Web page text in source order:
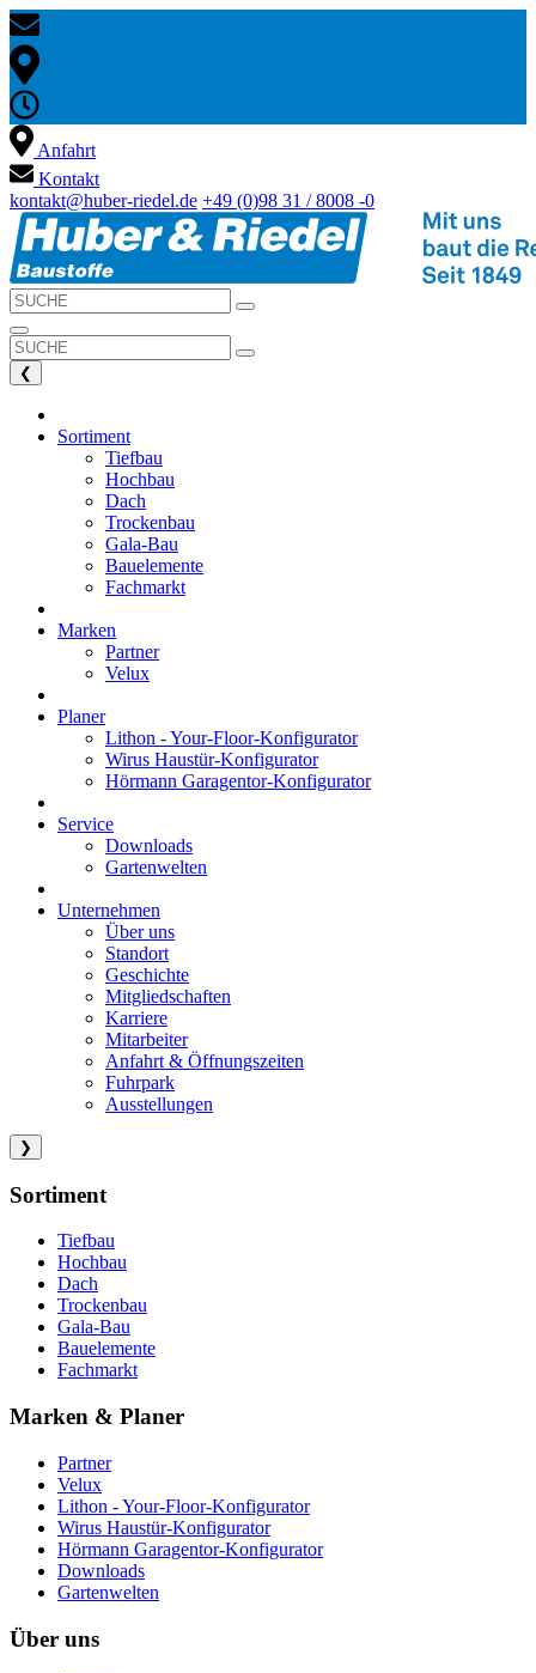
Anfahrt
Kontakt
kontakt@huber-riedel.de +49 (0)98 31 / 8008 -0
❮
Sortiment
Tiefbau
Hochbau
Dach
Trockenbau
Gala-Bau
Bauelemente
Fachmarkt
Marken
Partner
Velux
Planer
Lithon - Your-Floor-Konfigurator
Wirus Haustür-Konfigurator
Hörmann Garagentor-Konfigurator
Service
Downloads
Gartenwelten
Unternehmen
Über uns
Standort
Geschichte
Mitgliedschaften
Karriere
Mitarbeiter
Anfahrt & Öffnungszeiten
Fuhrpark
Ausstellungen
❯
Sortiment
Tiefbau
Hochbau
Dach
Trockenbau
Gala-Bau
Bauelemente
Fachmarkt
Marken & Planer
Partner
Velux
Lithon - Your-Floor-Konfigurator
Wirus Haustür-Konfigurator
Hörmann Garagentor-Konfigurator
Downloads
Gartenwelten
Über uns